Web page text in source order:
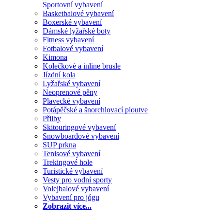
Sportovní vybavení
Basketbalové vybavení
Boxerské vybavení
Dámské lyžařské boty
Fitness vybavení
Fotbalové vybavení
Kimona
Kolečkové a inline brusle
Jízdní kola
Lyžařské vybavení
Neoprenové pěny
Plavecké vybavení
Potápěčské a šnorchlovací ploutve
Přilby
Skitouringové vybavení
Snowboardové vybavení
SUP prkna
Tenisové vybavení
Trekingové hole
Turistické vybavení
Vesty pro vodní sporty
Volejbalové vybavení
Vybavení pro jógu
Zobrazit více...